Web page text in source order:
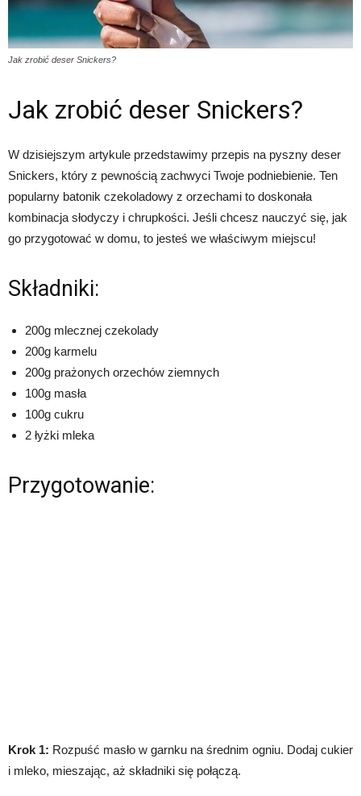
Jak zrobić deser Snickers?
Jak zrobić deser Snickers?
W dzisiejszym artykule przedstawimy przepis na pyszny deser
Snickers, który z pewnością zachwyci Twoje podniebienie. Ten
popularny batonik czekoladowy z orzechami to doskonała
kombinacja słodyczy i chrupkości. Jeśli chcesz nauczyć się, jak
go przygotować w domu, to jesteś we właściwym miejscu!
Składniki:
200g mlecznej czekolady
200g karmelu
200g prażonych orzechów ziemnych
100g masła
100g cukru
2 łyżki mleka
Przygotowanie:
Krok 1: Rozpuść masło w garnku na średnim ogniu. Dodaj cukier
i mleko, mieszając, aż składniki się połączą.